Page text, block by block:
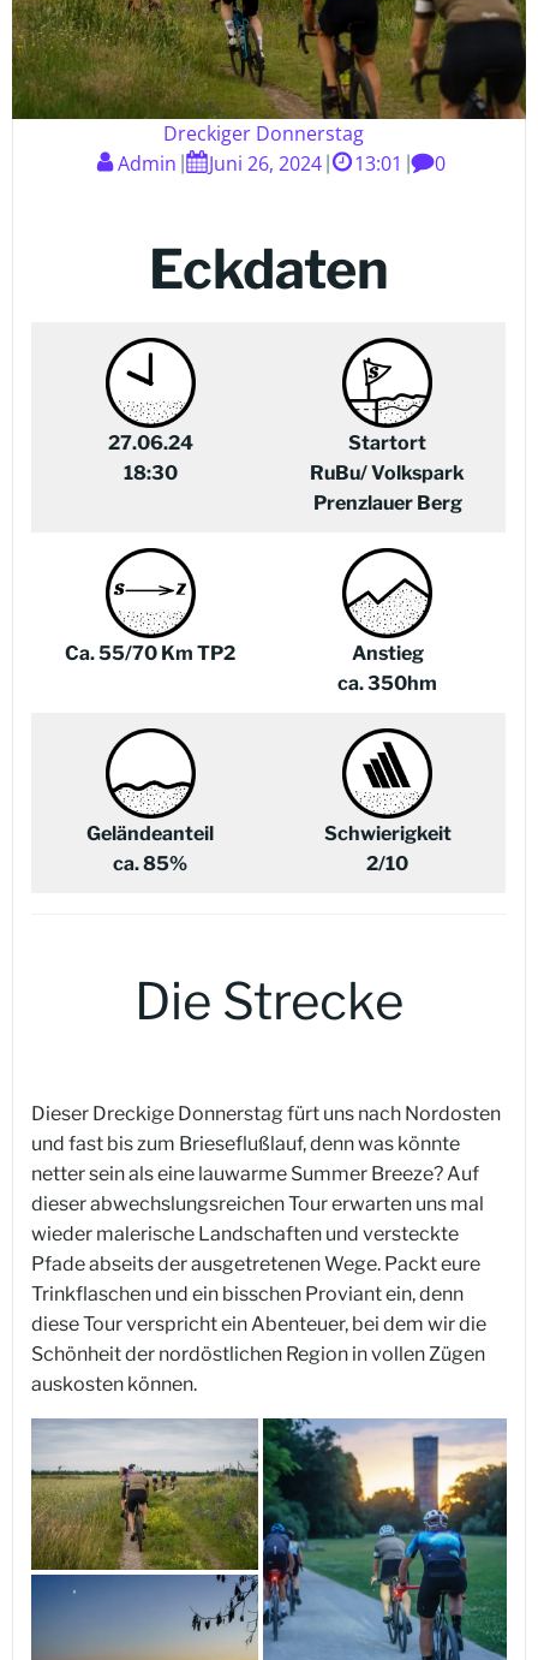
Dreckiger Donnerstag
Admin
Juni 26, 2024 13:01 0
Eckdaten
27.06.24
18:30
Startort
RuBu/ Volkspark
Prenzlauer Berg
Ca. 55/70 Km TP2
Anstieg
ca. 350hm
Geländeanteil
ca. 85%
Schwierigkeit
2/10
Die Strecke
Dieser Dreckige Donnerstag fürt uns nach Nordosten
und fast bis zum Brieseflußlauf, denn was könnte
netter sein als eine lauwarme Summer Breeze? Auf
dieser abwechslungsreichen Tour erwarten uns mal
wieder malerische Landschaften und versteckte
Pfade abseits der ausgetretenen Wege. Packt eure
Trinkflaschen und ein bisschen Proviant ein, denn
diese Tour verspricht ein Abenteuer, bei dem wir die
Schönheit der nordöstlichen Region in vollen Zügen
auskosten können.